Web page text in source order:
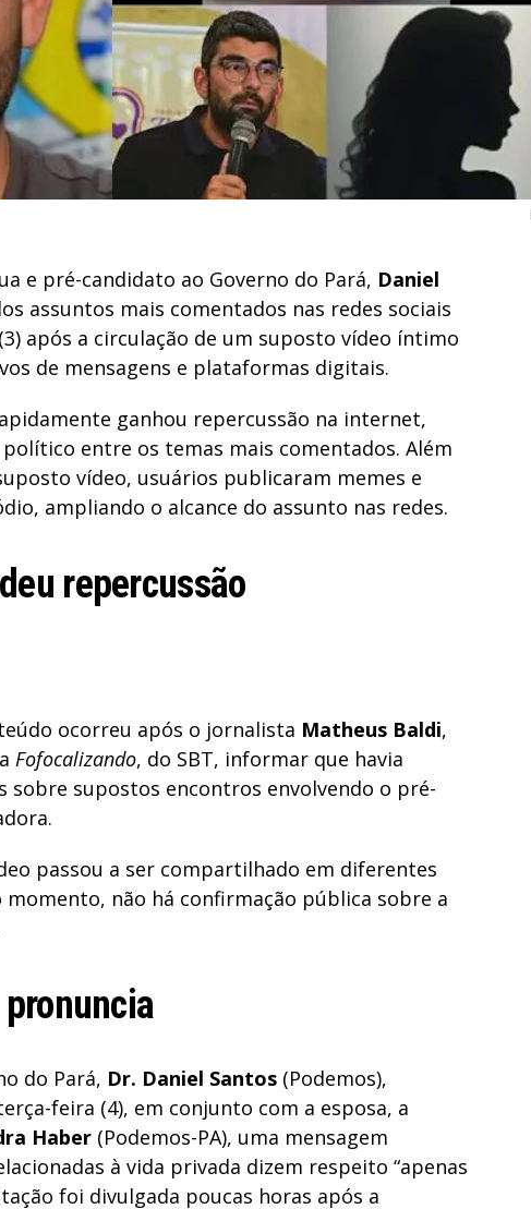
e pré-candidato ao Governo do Pará, Daniel
assuntos mais comentados nas redes sociais
após a circulação de um suposto vídeo íntimo
de mensagens e plataformas digitais.
ganhou repercussão na internet,
entre os temas mais comentados. Além
vídeo, usuários publicaram memes e
ampliando o alcance do assunto nas redes.
repercussão
ocorreu após o jornalista Matheus Baldi,
Fofocalizando, do SBT, informar que havia
sobre supostos encontros envolvendo o pré-
passou a ser compartilhado em diferentes
não há confirmação pública sobre a
do Pará, Dr. Daniel Santos (Podemos),
feira (4), em conjunto com a esposa, a
Haber (Podemos-PA), uma mensagem
à vida privada dizem respeito “apenas
foi divulgada poucas horas após a